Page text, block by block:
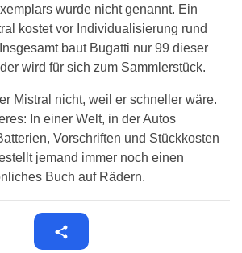
wurde nicht genannt. Ein
kostet vor Individualisierung rund
baut Bugatti nur 99 dieser
wird für sich zum Sammlerstück.
Mistral nicht, weil er schneller wäre.
In einer Welt, in der Autos
Vorschriften und Stückkosten
jemand immer noch einen
Buch auf Rädern.